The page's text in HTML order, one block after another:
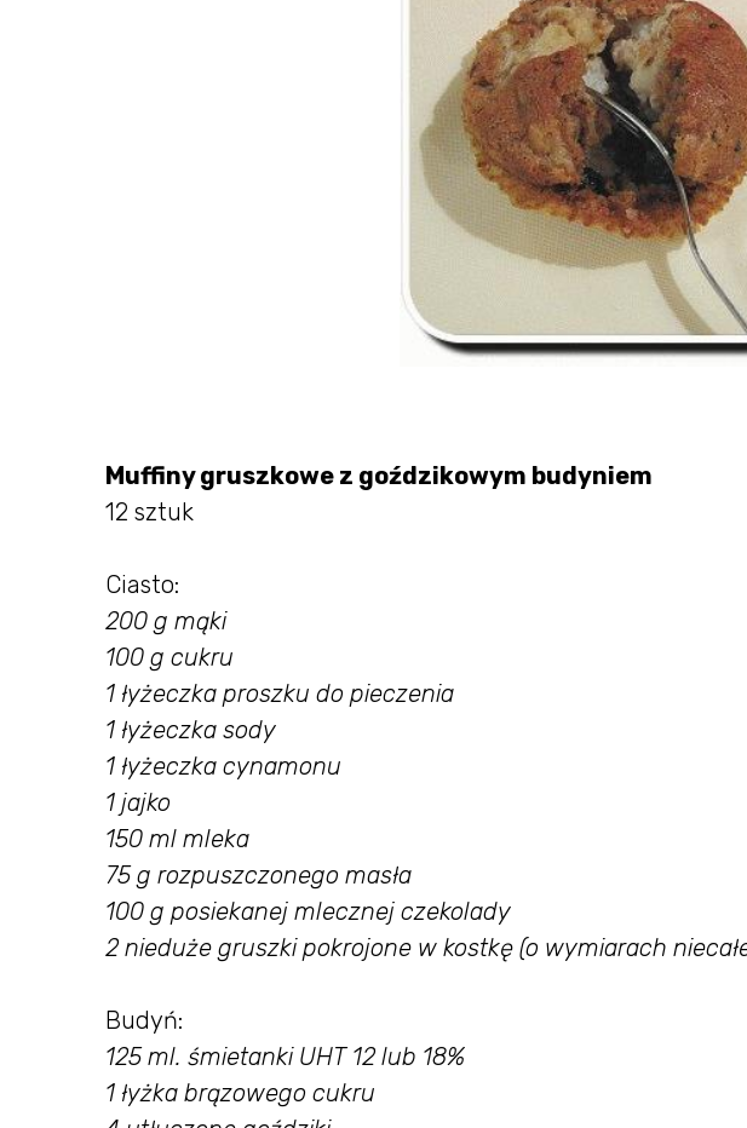
Muffiny gruszkowe z goździkowym budyniem
12 sztuk
Ciasto:
200 g mąki
100 g cukru
1 łyżeczka proszku do pieczenia
1 łyżeczka sody
1 łyżeczka cynamonu
1 jajko
150 ml mleka
75 g rozpuszczonego masła
100 g posiekanej mlecznej czekolady
2 nieduże gruszki pokrojone w kostkę (o wymiarach
Budyń:
125 ml. śmietanki UHT 12 lub 18%
1 łyżka brązowego cukru